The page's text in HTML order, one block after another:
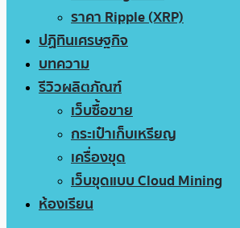
ราคา Ripple (XRP)
ปฏิทินเศรษฐกิจ
บทความ
รีวิวผลิตภัณฑ์
เว็บซื้อขาย
กระเป๋าเก็บเหรียญ
เครื่องขุด
เว็บขุดแบบ Cloud Mining
ห้องเรียน